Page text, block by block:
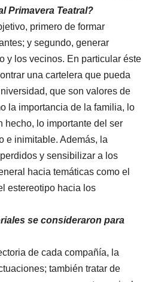
Primavera Teatral?
primero de formar
y segundo, generar
y los vecinos. En particular éste
una cartelera que pueda
que son valores de
la importancia de la familia, lo
hecho, lo importante del ser
e inimitable. Además, la
y sensibilizar a los
hacia temáticas como el
estereotipo hacia los
se consideraron para
de cada compañía, la
también tratar de